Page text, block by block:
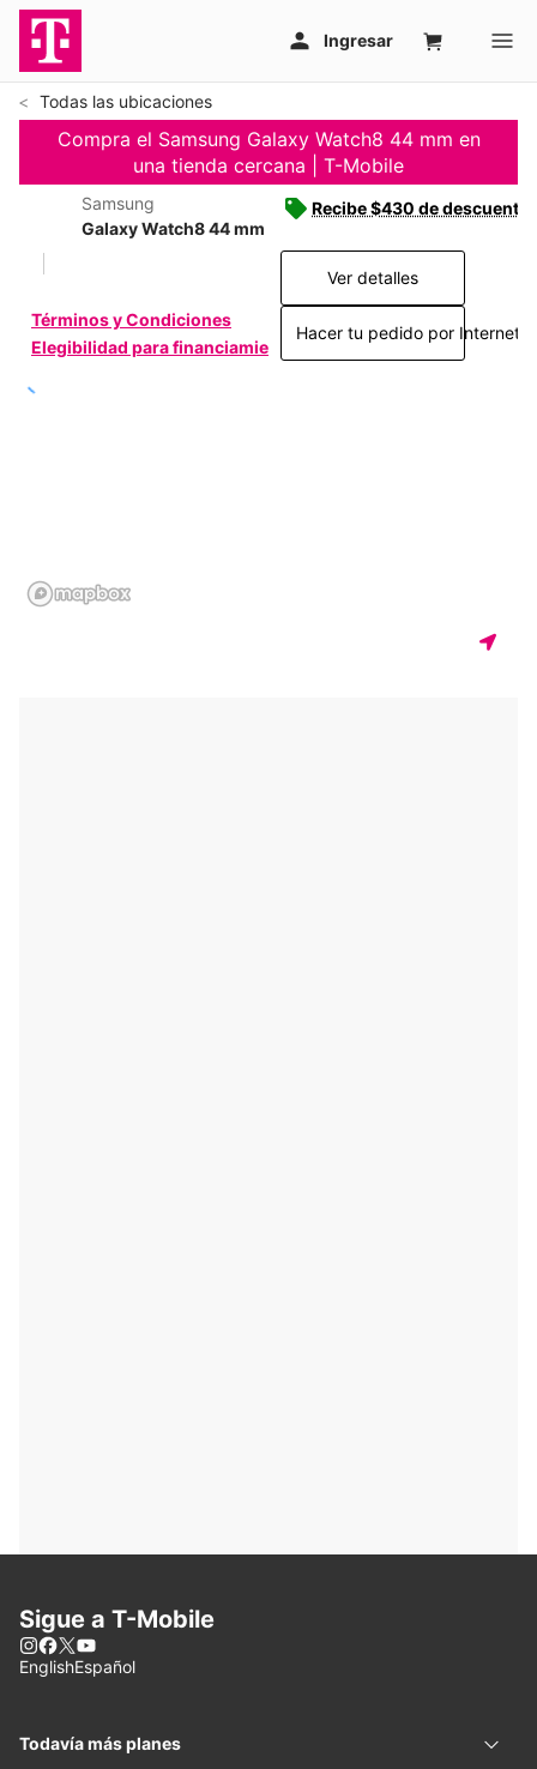
Todas las ubicaciones
Compra el Samsung Galaxy Watch8 44 mm en
una tienda cercana | T-Mobile
Samsung
Galaxy Watch8 44 mm
Términos y Condiciones
Elegibilidad para financiamiento
Recibe $430 de descuento
Ver detalles
Hacer tu pedido por Internet >